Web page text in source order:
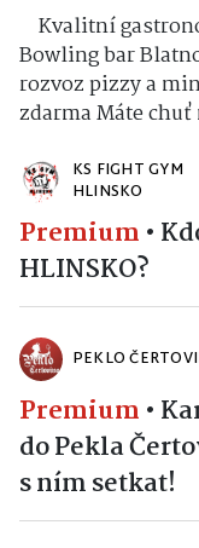
Kvalitní
Bowling bar
rozvoz pizzy a
zdarma Máte
KS FIGHT GYM
HLINSKO
Premium •
HLINSKO?
PEKLO
Premium •
do Pekla
s ním setkat!